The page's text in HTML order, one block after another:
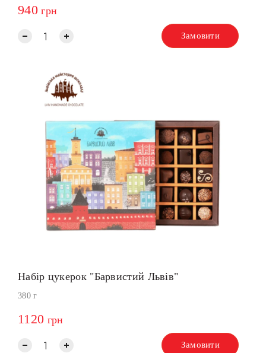
940 грн
Замовити
Набір цукерок "Барвистий Львів"
380 г
1120 грн
Замовити